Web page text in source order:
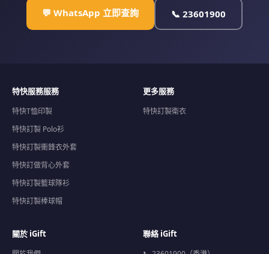
💬 WhatsApp 立即查詢 📞 23601900
特快服務服務
特快T恤印製
特快訂製 Polo衫
特快訂製衝鋒衣外套
特快訂做背心外套
特快訂製籃球隊衫
特快訂製棒球帽
更多服務
特快訂製衛衣
關於 iGift 聯絡 iGift